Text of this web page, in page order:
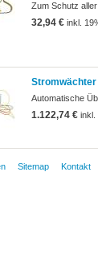
Zum Schutz
32,94 €inkl.
Stromwächter
Automatische
1.122,74 €inkl.
Sitemap Kontakt